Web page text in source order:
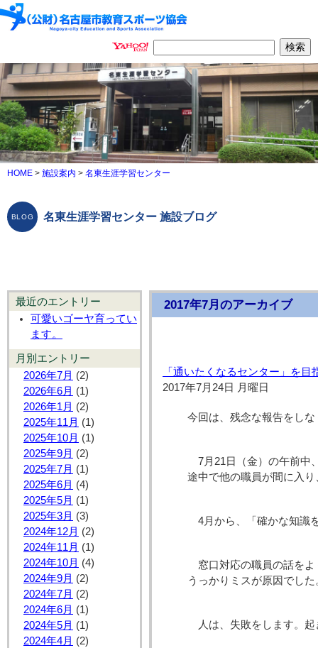
HOME > 施設案内 > 名東生涯学習センター
名東生涯学習センター 施設ブログ
最近のエントリー
可愛いゴーヤ育ってい
ます。
月別エントリー
2026年7月 (2)
2026年6月 (1)
2026年1月 (2)
2025年11月 (1)
2025年10月 (1)
2025年9月 (2)
2025年7月 (1)
2025年6月 (4)
2025年5月 (1)
2025年3月 (3)
2024年12月 (2)
2024年11月 (1)
2024年10月 (4)
2024年9月 (2)
2024年7月 (2)
2024年6月 (1)
2024年5月 (1)
2024年4月 (2)
2017年7月のアーカイブ
「通いたくなるセンター」を
2017年7月24日 月曜日
今回は、残念な報告をし
7月21日（金）の午前中
途中で他の職員が間に入り
4月から、「確かな知識
窓口対応の職員の話をよ
うっかりミスが原因でした
人は、失敗をします。起